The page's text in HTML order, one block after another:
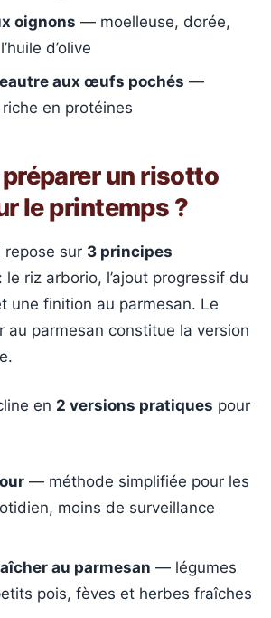
oignons — moelleuse, dorée,
d’olive
aux œufs pochés —
en protéines
un risotto
le printemps ?
repose sur 3 principes
: le riz arborio, l’ajout progressif du
une finition au parmesan. Le
au parmesan constitue la version
en 2 versions pratiques pour
— méthode simplifiée pour les
moins de surveillance
au parmesan — légumes
pois, fèves et herbes fraîches